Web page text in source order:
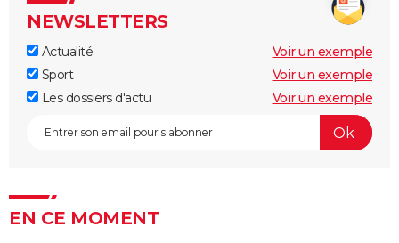
NEWSLETTERS
Actualité
Voir un exemple
Sport
Voir un exemple
Les dossiers d'actu
Voir un exemple
EN CE MOMENT